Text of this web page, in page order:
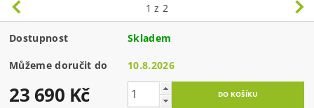
1 z 2
Dostupnost Skladem
Můžeme doručit do 10.8.2026
23 690 Kč